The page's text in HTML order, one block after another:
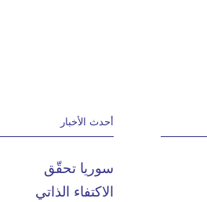
أحدث الأخبار
سوريا تحقّق
الاكتفاء الذاتي